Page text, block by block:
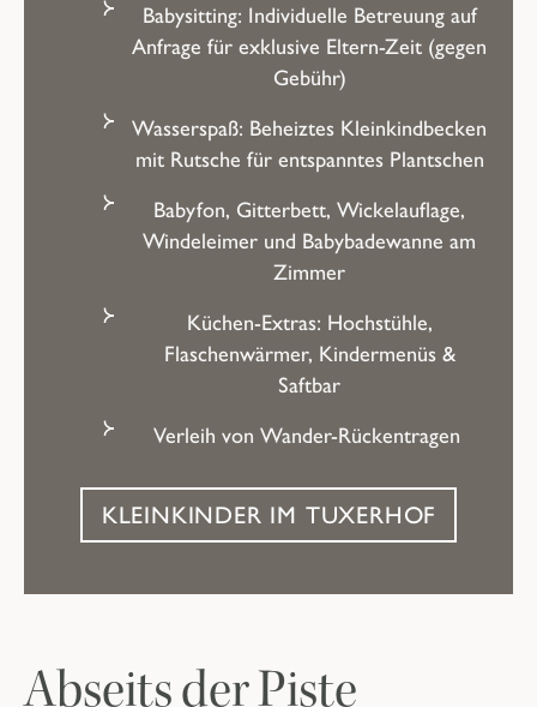
Babysitting: Individuelle Betreuung auf
Anfrage für exklusive Eltern-Zeit (gegen
Gebühr)
Wasserspaß: Beheiztes Kleinkindbecken
mit Rutsche für entspanntes Plantschen
Babyfon, Gitterbett, Wickelauflage,
Windeleimer und Babybadewanne am
Zimmer
Küchen-Extras: Hochstühle,
Flaschenwärmer, Kindermenüs &
Saftbar
Verleih von Wander-Rückentragen
KLEINKINDER IM TUXERHOF
Abseits der Piste